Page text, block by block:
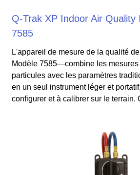
Q-Trak XP Indoor Air Quality
7585
L'appareil de mesure de la qualité
Modèle 7585—combine les mesures
particules avec les paramètres
en un seul instrument léger et
configurer et à calibrer sur le terrain.